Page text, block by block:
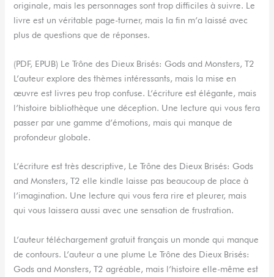
originale, mais les personnages sont trop difficiles à suivre. Le
livre est un véritable page-turner, mais la fin m’a laissé avec
plus de questions que de réponses.
(PDF, EPUB) Le Trône des Dieux Brisés: Gods and Monsters, T2
L’auteur explore des thèmes intéressants, mais la mise en
œuvre est livres peu trop confuse. L’écriture est élégante, mais
l’histoire bibliothèque une déception. Une lecture qui vous fera
passer par une gamme d’émotions, mais qui manque de
profondeur globale.
L’écriture est très descriptive, Le Trône des Dieux Brisés: Gods
and Monsters, T2 elle kindle laisse pas beaucoup de place à
l’imagination. Une lecture qui vous fera rire et pleurer, mais
qui vous laissera aussi avec une sensation de frustration.
L’auteur téléchargement gratuit français un monde qui manque
de contours. L’auteur a une plume Le Trône des Dieux Brisés:
Gods and Monsters, T2 agréable, mais l’histoire elle-même est